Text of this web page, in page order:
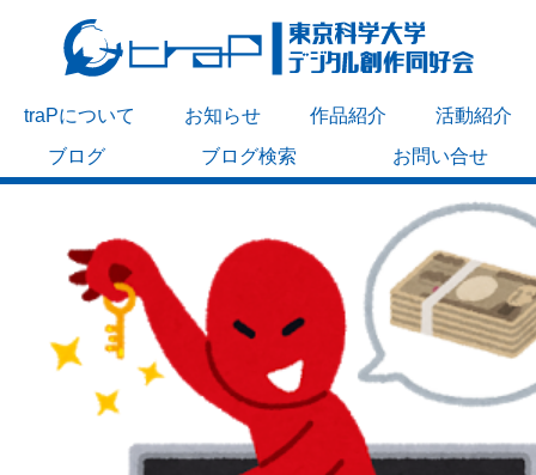
traPについて お知らせ 作品紹介
活動紹介
ブログ
ブログ検索 お問い合せ